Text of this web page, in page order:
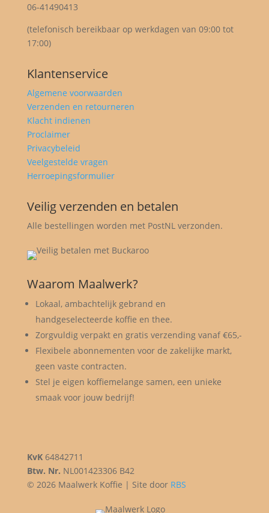
06-41490413
(telefonisch bereikbaar op werkdagen van 09:00 tot
17:00)
Klantenservice
Algemene voorwaarden
Verzenden en retourneren
Klacht indienen
Proclaimer
Privacybeleid
Veelgestelde vragen
Herroepingsformulier
Veilig verzenden en betalen
Alle bestellingen worden met PostNL verzonden.
Waarom Maalwerk?
Lokaal, ambachtelijk gebrand en
handgeselecteerde koffie en thee.
Zorgvuldig verpakt en gratis verzending vanaf €65,-
Flexibele abonnementen voor de zakelijke markt,
geen vaste contracten.
Stel je eigen koffiemelange samen, een unieke
smaak voor jouw bedrijf!
KvK64842711
Btw. Nr. NL001423306 B42
© 2026 Maalwerk Koffie | Site door RBS